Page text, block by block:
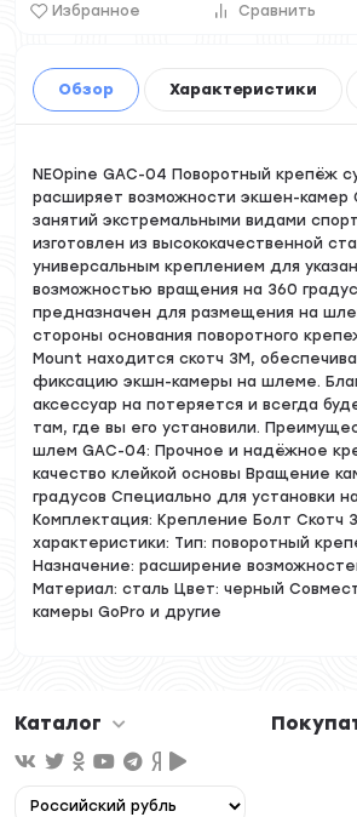
Избранное Сравнить
Обзор Характеристики
NEOpine GAC-04 Поворотный крепёж
расширяет возможности экшен-камер
занятий экстремальными видами
изготовлен из высококачественной
универсальным креплением для
возможностью вращения на 360
предназначен для размещения на
стороны основания поворотного
Mount находится скотч 3М,
фиксацию экшн-камеры на шлеме.
аксессуар на потеряется и всегда
там, где вы его установили.
шлем GAC-04: Прочное и надёжное
качество клейкой основы Вращение
градусов Специально для установки
Комплектация: Крепление Болт Скотч
характеристики: Тип: поворотный
Назначение: расширение
Материал: сталь Цвет: черный
камеры GoPro и другие
Каталог